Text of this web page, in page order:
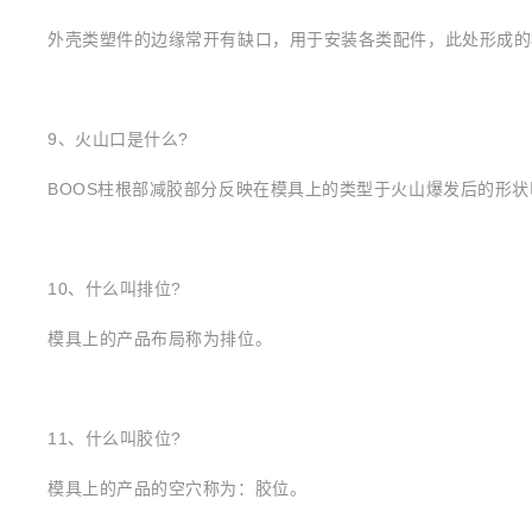
外壳类塑件的边缘常开有缺口，用于安装各类配件，此处形成
9、火山口是什么?
BOOS柱根部减胶部分反映在模具上的类型于火山爆发后的形
10、什么叫排位?
模具上的产品布局称为排位。
11、什么叫胶位?
模具上的产品的空穴称为：胶位。